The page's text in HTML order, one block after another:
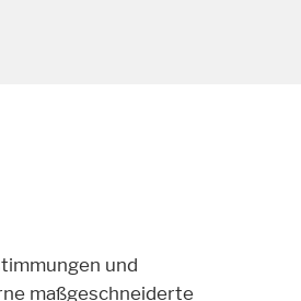
und
maßgeschneiderte